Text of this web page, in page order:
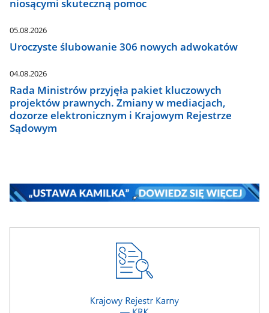
niosącymi skuteczną pomoc
05.08.2026
Uroczyste ślubowanie 306 nowych adwokatów
04.08.2026
Rada Ministrów przyjęła pakiet kluczowych
projektów prawnych. Zmiany w mediacjach,
dozorze elektronicznym i Krajowym Rejestrze
Sądowym